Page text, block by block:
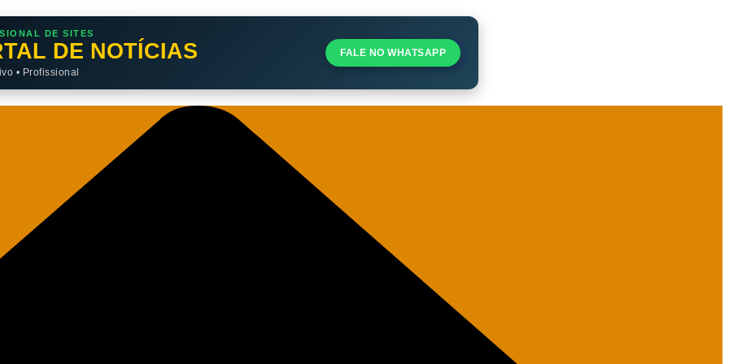
DE SITES
DE NOTÍCIAS
• Profissional
FALE NO WHATSAPP